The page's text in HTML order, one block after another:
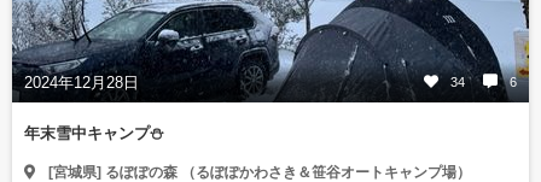
2024年12月28日 34 6
年末雪中キャンプ⛄️
[宮城県] るぽぽの森 （るぽぽかわさき＆笹谷オートキャンプ場）